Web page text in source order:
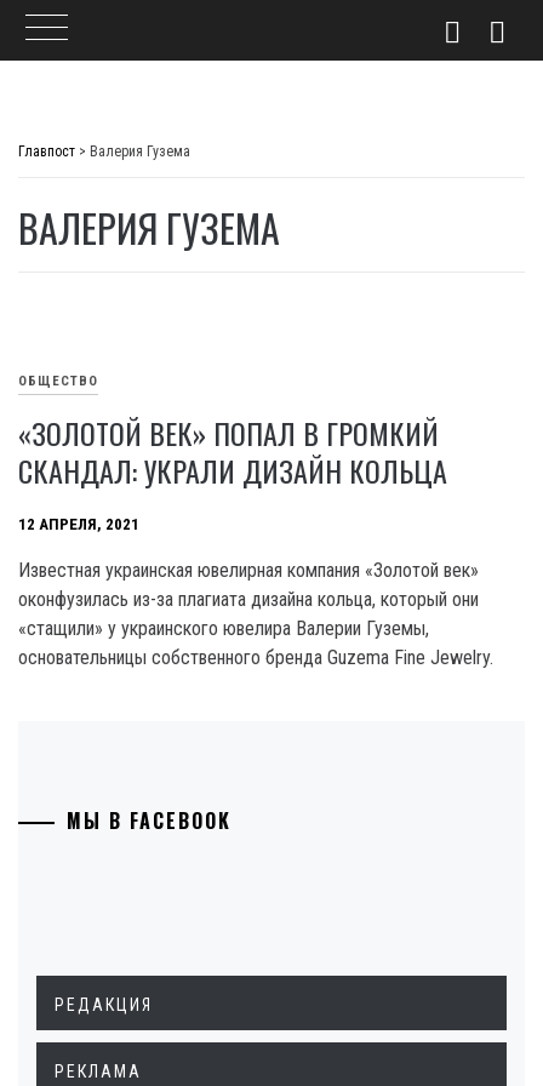
Главпост > Валерия Гузема
ВАЛЕРИЯ ГУЗЕМА
ОБЩЕСТВО
«ЗОЛОТОЙ ВЕК» ПОПАЛ В ГРОМКИЙ
СКАНДАЛ: УКРАЛИ ДИЗАЙН КОЛЬЦА
12 АПРЕЛЯ, 2021
Известная украинская ювелирная компания «Золотой век»
оконфузилась из-за плагиата дизайна кольца, который они
«стащили» у украинского ювелира Валерии Гуземы,
основательницы собственного бренда Guzema Fine Jewelry.
МЫ В FACEBOOK
РЕДАКЦИЯ
РЕКЛАМА